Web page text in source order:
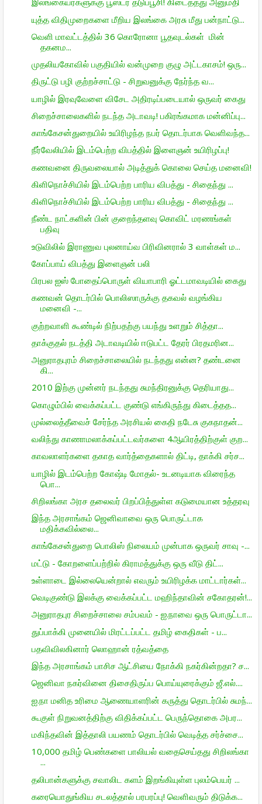
யுத்த விதிமுறைகளை மீறிய இலங்கை அரசு மீது பன்நாட்டு...
வெளி மாவட்டத்தில் 36 கொரோனா பூதவுடல்கள் மின்
தகனம...
முதலியகோவில் பகுதியில் வன்முறை குழு அட்டகாசம்! ஒரு...
திருட்டு பழி குற்றச்சாட்டு - சிறுவனுக்கு நேர்ந்த வ...
யாழில் இரவுவேளை விசேட அதிரடிப்படையால் ஒருவர் கைது
சிறைச்சாலைகளில் நடந்த அடாவடி! பகிரங்கமாக மன்னிப்பு...
காங்கேசன்துறையில் உயிரிழந்த நபர் தொடர்பாக வெளிவந்த...
நீர்வேலியில் இடம்பெற்ற விபத்தில் இளைஞன் உயிரிழப்பு!
கணவனை திருவலையால் அடித்துக் கொலை செய்த மனைவி!
கிளிநொச்சியில் இடம்பெற்ற பாரிய விபத்து - சிதைந்து ...
கிளிநொச்சியில் இடம்பெற்ற பாரிய விபத்து - சிதைந்து ...
நீண்ட நாட்களின் பின் குறைந்தளவு கொவிட் மரணங்கள்
பதிவு
உடுவிலில் இராணுவ புலனாய்வ பிரிவினரால் 3 வாள்கள் ம...
கோப்பாய் விபத்து இளைஞன் பலி
பிரபல ஐஸ் போதைப்பொருள் வியாபாரி ஓட்டமாவடியில் கைது
கணவன் தொடர்பில் பொலிஸாருக்கு தகவல் வழங்கிய
மனைவி -...
குற்றவாளி கூண்டில் நிற்பதற்கு பயந்து உளறும் சித்தா...
தாக்குதல் நடத்தி அடாவடியில் ஈடுபட்ட தேரர் பிரதமரின...
அனுராதபுரம் சிறைச்சாலையில் நடந்தது என்ன? தண்டனை
கி...
2010 இற்கு முன்னர் நடந்தது சுமந்திரனுக்கு தெரியாது...
கொழும்பில் வைக்கப்பட்ட குண்டு எங்கிருந்து கிடைத்தத...
முல்லைத்தீவைச் சேர்ந்த அரசியல் கைதி நடேசு குகநாதன்...
வலிந்து காணாமலாக்கப்பட்டவர்களை 4ஆயிரத்திற்குள் குற...
காவலாளர்களை தகாத வார்த்தைகளால் திட்டி, தாக்கி சர்ச...
யாழில் இடம்பெற்ற கோஷ்டி மோதல்- உடனடியாக விரைந்த
பொ...
சிறிலங்கா அரச தலைவர் பிறப்பித்துள்ள கடுமையான உத்தரவு
இந்த அரசாங்கம் ஜெனிவாவை ஒரு பொருட்டாக
மதிக்கவில்லை...
காங்கேசன்துறை பொலிஸ் நிலையம் முன்பாக ஒருவர் சாவு -...
மட்டு - கோறளைப்பற்றில் கிராமத்துக்கு ஒரு வீடு திட்...
உள்ளாடை இல்லையென்றால் எவரும் உயிரிழக்க மாட்டார்கள்...
வெடிகுண்டு இலக்கு வைக்கப்பட்ட மஹிந்தாவின் சகோதரன்!...
அனுராதபுர சிறைச்சாலை சம்பவம் - ஐ.நாவை ஒரு பொருட்டா...
துப்பாக்கி முனையில் மிரட்டப்பட்ட தமிழ் கைதிகள் - ப...
பதவிவிலகினார் லொஹான் ரத்வத்தை
இந்த அரசாங்கம் பாசிச ஆட்சியை நோக்கி நகர்கின்றதா? ச...
ஜெனிவா நகர்வினை திசைதிருப்ப பொய்யுரைக்கும் ஜீ.எல்....
ஐ.நா மனித உரிமை ஆணையாளரின் கருத்து தொடர்பில் சுமந்...
கூகுள் நிறுவனத்திற்கு விதிக்கப்பட்ட பெருந்தொகை அபர...
மகிந்தவின் இத்தாலி பயணம் தொடர்பில் வெடித்த சர்ச்சை...
10,000 தமிழ் பெண்களை பாலியல் வதைசெய்தது சிறிலங்கா
...
தலிபான்களுக்கு சவாலிட களம் இறங்கியுள்ள புலம்பெயர் ...
கரையொதுங்கிய சடலத்தால் பரபரப்பு! வெளிவரும் திடுக்க...